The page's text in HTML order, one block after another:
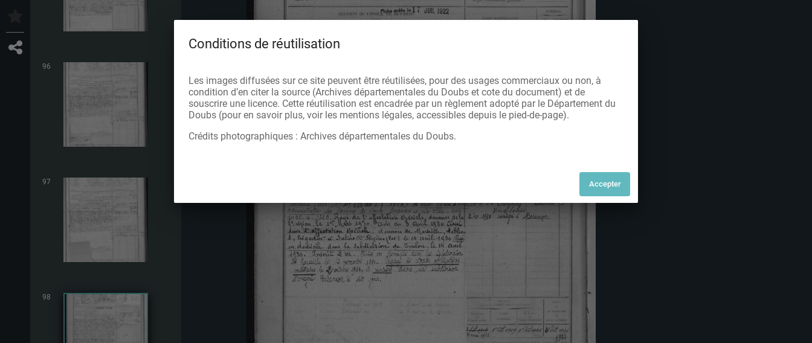
96
97
98
Conditions de réutilisation
Les images diffusées sur ce site peuvent être réutilisées, pour des usages commerciaux ou non, à
condition d’en citer la source (Archives départementales du Doubs et cote du document) et de
souscrire une licence. Cette réutilisation est encadrée par un règlement adopté par le Département du
Doubs (pour en savoir plus, voir les mentions légales, accessibles depuis le pied-de-page).
Crédits photographiques : Archives départementales du Doubs.